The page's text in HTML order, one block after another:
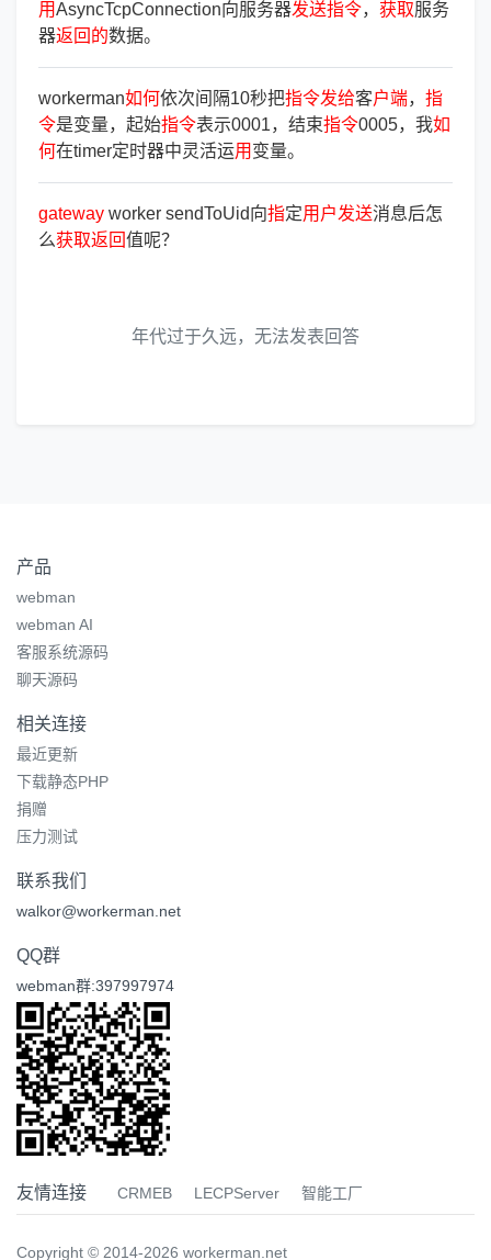
用AsyncTcpConnection向服务器发送指令， 获取服务
器返回 的数据。
workerman如何依次间隔10秒把指令发给客户端， 指
令是变量，起始指令表示0001，结束指令0005，我如
何在timer定时器中灵活运用 变量。
gateway worker sendToUid向指定用 户发送消息后怎
么获取返回值呢？
年代过于久远，无法发表回答
产品
webman
webman AI
客服系统源码
聊天源码
相关连接
最近更新
下载静态PHP
捐赠
压力测试
联系我们
walkor@workerman.net
QQ群
webman群:397997974
友情连接 CRMEB LECPServer 智能工厂
Copyright © 2014-2026 workerman.net